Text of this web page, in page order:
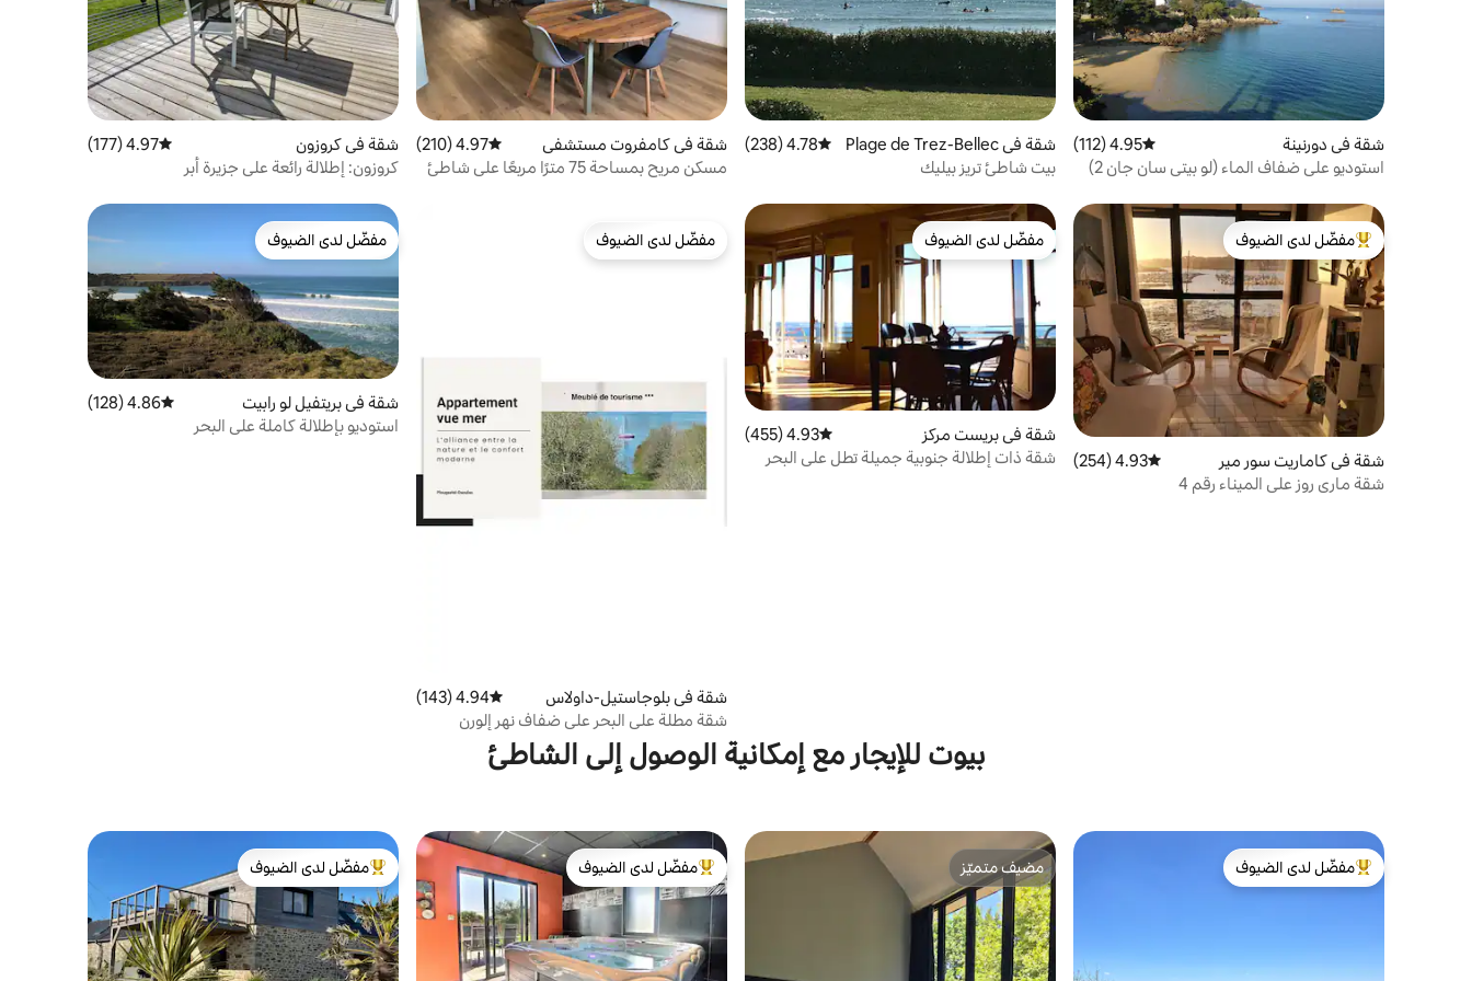
شقة في دورنينة متوسط التقييم 4.95 من 5، 112 مراجعات
4.95 (112)
استوديو على ضفاف الماء (لو بيتي سان جان 2)
شقة في Plage de Trez-Bellec متوسط التقييم 4.78 من 5، 238 مراجعات
4.78 (238)
بيت شاطئ تريز بيليك
شقة في كامفروت مستشفى متوسط التقييم 4.97 من 5، 210 مراجعات
4.97 (210)
مسكن مريح بمساحة 75 مترًا مربعًا على شاطئ
شقة في كروزون متوسط التقييم 4.97 من 5، 177 مراجعات
4.97 (177)
كروزون: إطلالة رائعة على جزيرة أبر
من أبرز البيوت المفضّلة لدى الضيوف
مفضّل لدى الضيوف
شقة في كاماريت سور مير متوسط التقييم 4.93 من 5، 254 مراجعات
4.93 (254)
شقة ماري روز على الميناء رقم 4
مفضّل لدى الضيوف
مفضّل لدى الضيوف
شقة في بريست مركز متوسط التقييم 4.93 من 5، 455 مراجعات
4.93 (455)
شقة ذات إطلالة جنوبية جميلة تطل على البحر
مفضّل لدى الضيوف
مفضّل لدى الضيوف
شقة في بلوجاستيل-داولاس متوسط التقييم 4.94 من 5، 143 مراجعات
4.94 (143)
شقة مطلة على البحر على ضفاف نهر إلورن
مفضّل لدى الضيوف
مفضّل لدى الضيوف
شقة في بريتفيل لو رابيت متوسط التقييم 4.86 من 5، 128 مراجعات
4.86 (128)
استوديو بإطلالة كاملة على البحر
بيوت للإيجار مع إمكانية الوصول إلى الشاطئ
من أبرز البيوت المفضّلة لدى الضيوف
مفضّل لدى الضيوف
مضيف متميّز
مضيف متميّز
من أبرز البيوت المفضّلة لدى الضيوف
مفضّل لدى الضيوف
من أبرز البيوت المفضّلة لدى الضيوف
مفضّل لدى الضيوف